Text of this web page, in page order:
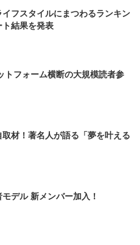
フスタイルにまつわるランキン
結果を発表
トフォーム横断の大規模読者参
材！著名人が語る「夢を叶える
デル 新メンバー加入！